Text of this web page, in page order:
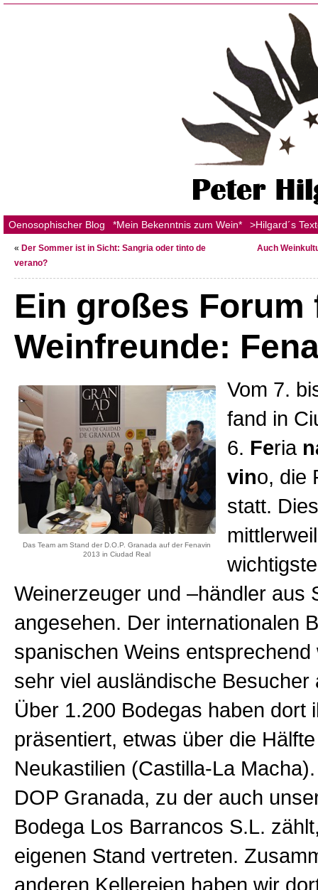
Oenosophischer Blog *Mein Bekenntnis zum Wein* >Hilgard´s
« Der Sommer ist in Sicht: Sangria oder tinto de
verano?
Auch
Ein großes Forum
Weinfreunde:
Das Team am Stand der D.O.P. Granada auf der Fenavin
2013 in Ciudad Real
Vom 7.
fand in
6. Feria
vino, die
statt.
Weinerzeuger und –händler aus
angesehen. Der internationalen
spanischen Weins entsprechend
sehr viel ausländische
Über 1.200 Bodegas haben dort
präsentiert, etwas über die
Neukastilien (Castilla-La
DOP Granada, zu der auch
Bodega Los Barrancos S.L.
eigenen Stand vertreten.
anderen Kellereien haben wir